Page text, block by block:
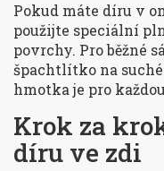
Pokud máte díru v
použijte speciální
povrchy. Pro běžné
špachtlítko na
hmotka je pro
Krok za
díru ve zdi